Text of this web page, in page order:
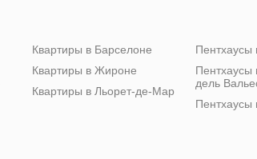
Квартиры в Барселоне
Квартиры в Жироне
Квартиры в Льорет-де-Мар
Пентхаусы
Пентхаусы
дель